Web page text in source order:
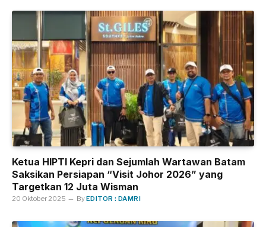
Ketua HIPTI Kepri dan Sejumlah Wartawan Batam
Saksikan Persiapan “Visit Johor 2026” yang
Targetkan 12 Juta Wisman
20 Oktober 2025 ByEDITOR : DAMRI